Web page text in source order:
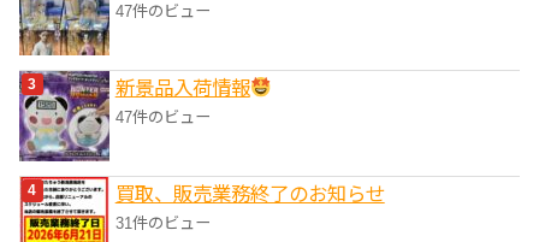
47件のビュー
‎新景品入荷情報
47件のビュー
買取、販売業務終了のお知らせ
31件のビュー